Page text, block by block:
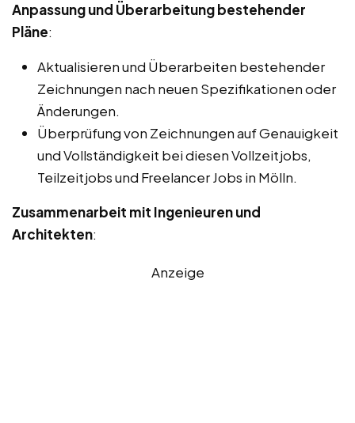
Anpassung und Überarbeitung bestehender
Pläne:
Aktualisieren und Überarbeiten bestehender
Zeichnungen nach neuen Spezifikationen oder
Änderungen.
Überprüfung von Zeichnungen auf Genauigkeit
und Vollständigkeit bei diesen Vollzeitjobs,
Teilzeitjobs und Freelancer Jobs in Mölln.
Zusammenarbeit mit Ingenieuren und
Architekten:
Anzeige